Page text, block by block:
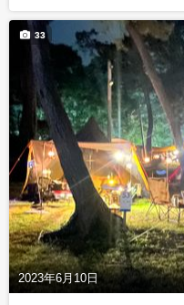
2023年6月10日
33